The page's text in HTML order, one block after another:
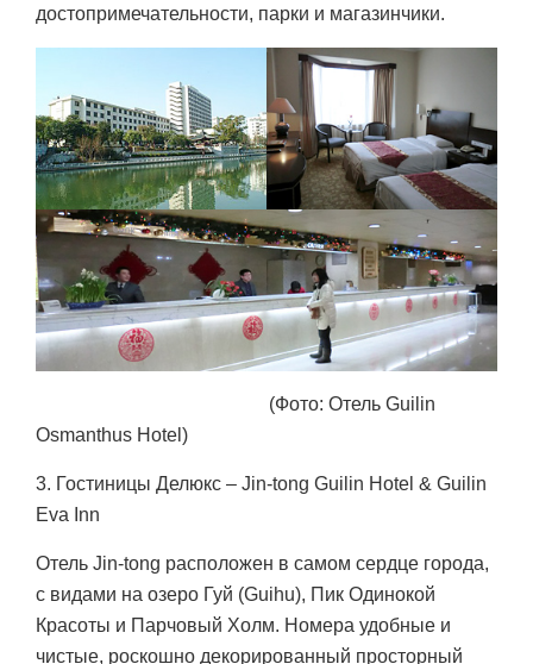
достопримечательности, парки и магазинчики.
(Фото: Отель Guilin
Osmanthus Hotel)
3. Гостиницы Делюкс – Jin-tong Guilin Hotel & Guilin
Eva Inn
Отель Jin-tong расположен в самом сердце города,
с видами на озеро Гуй (Guihu), Пик Одинокой
Красоты и Парчовый Холм. Номера удобные и
чистые, роскошно декорированный просторный